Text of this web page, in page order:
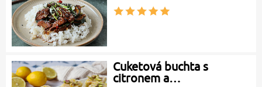
Cuketová buchta s
citronem a…